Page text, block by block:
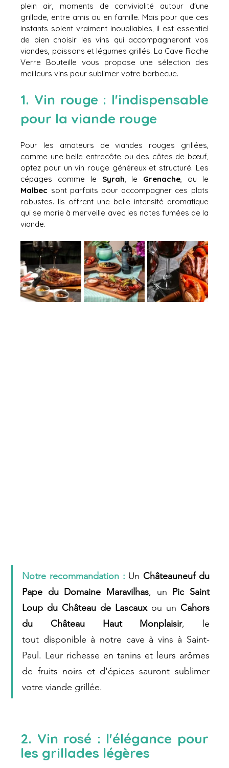
plein air, moments de convivialité autour d'une
grillade, entre amis ou en famille. Mais pour que ces
instants soient vraiment inoubliables, il est essentiel
de bien choisir les vins qui accompagneront vos
viandes, poissons et légumes grillés. La Cave Roche
Verre Bouteille vous propose une sélection des
meilleurs vins pour sublimer votre barbecue.
1. Vin rouge : l'indispensable
pour la viande rouge
Pour les amateurs de viandes rouges grillées,
comme une belle entrecôte ou des côtes de bœuf,
optez pour un vin rouge généreux et structuré. Les
cépages comme le Syrah , le Grenache
Malbec sont parfaits pour accompagner ces plats
robustes. Ils offrent une belle intensité aromatique
qui se marie à merveille avec les notes fumées de la
viande.
Notre recommandation : Un Châteauneuf du
Pape du Domaine Maravilhas, un Pic Saint
Loup du Château de Lascaux ou un Cahors
du Château Haut Monplaisir, le
tout disponible à notre cave à vins à Saint-
Paul. Leur richesse en tanins et leurs arômes
de fruits noirs et d'épices sauront sublimer
votre viande grillée.
2. Vin rosé : l'élégance pour
les grillades légères